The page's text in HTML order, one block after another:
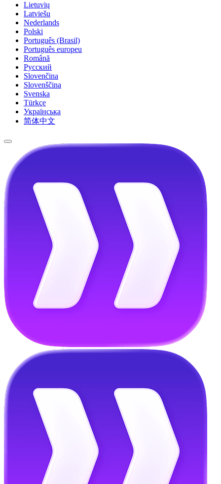
Lietuvių
Latviešu
Nederlands
Polski
Português (Brasil)
Português europeu
Română
Русский
Slovenčina
Slovenščina
Svenska
Türkçe
Українська
简体中文